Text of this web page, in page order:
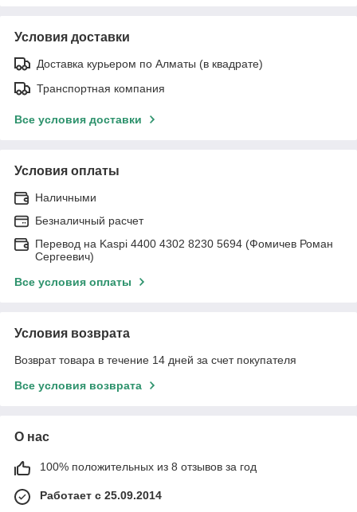
Условия доставки
Доставка курьером по Алматы (в квадрате)
Транспортная компания
Все условия доставки
Условия оплаты
Наличными
Безналичный расчет
Перевод на Kaspi 4400 4302 8230 5694 (Фомичев Роман
Сергеевич)
Все условия оплаты
Условия возврата
Возврат товара в течение 14 дней за счет покупателя
Все условия возврата
О нас
100% положительных из 8 отзывов за год
Работает с 25.09.2014